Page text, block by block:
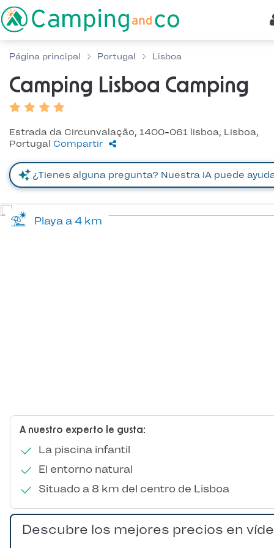
Página principal Portugal Lisboa
Camping Lisboa Camping
Estrada da Circunvalação, 1400-061 lisboa, Lisboa,
Portugal Compartir
A nuestro experto le gusta:
La piscina infantil
El entorno natural
Situado a 8 km del centro de Lisboa
Playa a 4 km
Descubre los mejores precios en